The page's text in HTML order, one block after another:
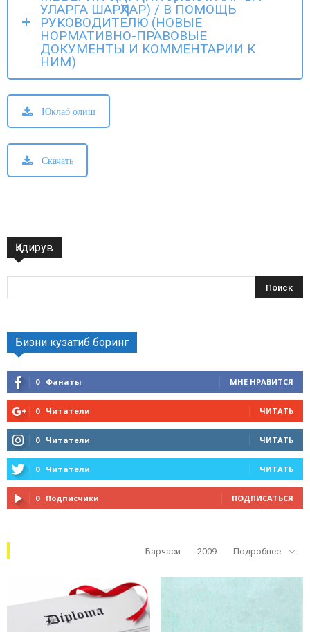
УЛАРГА ШАРҲЛАР) / В ПОМОЩЬ
РУКОВОДИТЕЛЮ (НОВЫЕ
НОРМАТИВНО-ПРАВОВЫЕ
ДОКУМЕНТЫ И КОММЕНТАРИИ К
НИМ)
Юклаб олиш
Скачать
Қидирув
Бизни кузатиб боринг
0 Фанаты МНЕ НРАВИТСЯ
0 Читатели ЧИТАТЬ
0 Читатели ЧИТАТЬ
0 Читатели ЧИТАТЬ
0 Подписчики ПОДПИСАТЬСЯ
Барчаси 2009 Подробнее